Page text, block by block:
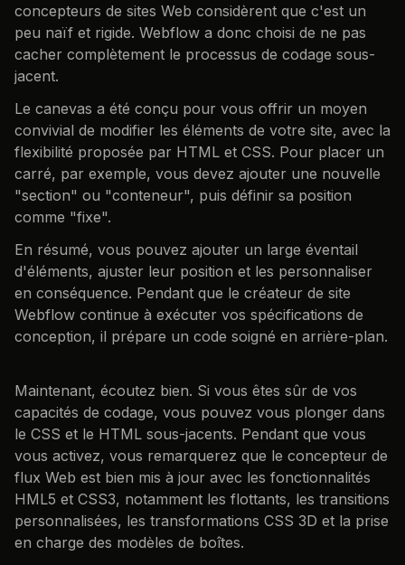
concepteurs de sites Web considèrent que c'est un
peu naïf et rigide. Webflow a donc choisi de ne pas
cacher complètement le processus de codage sous-
jacent.
Le canevas a été conçu pour vous offrir un moyen
convivial de modifier les éléments de votre site, avec la
flexibilité proposée par HTML et CSS. Pour placer un
carré, par exemple, vous devez ajouter une nouvelle
"section" ou "conteneur", puis définir sa position
comme "fixe".
En résumé, vous pouvez ajouter un large éventail
d'éléments, ajuster leur position et les personnaliser
en conséquence. Pendant que le créateur de site
Webflow continue à exécuter vos spécifications de
conception, il prépare un code soigné en arrière-plan.
Maintenant, écoutez bien. Si vous êtes sûr de vos
capacités de codage, vous pouvez vous plonger dans
le CSS et le HTML sous-jacents. Pendant que vous
vous activez, vous remarquerez que le concepteur de
flux Web est bien mis à jour avec les fonctionnalités
HML5 et CSS3, notamment les flottants, les transitions
personnalisées, les transformations CSS 3D et la prise
en charge des modèles de boîtes.